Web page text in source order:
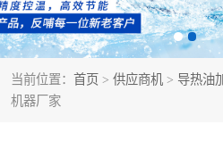
当前位置： 首页 > 供应商机 > 导热油
机器厂家